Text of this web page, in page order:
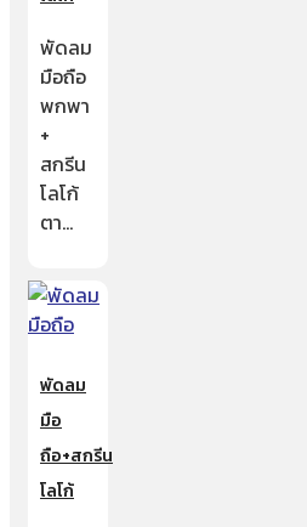
พัดลม
มือถือ
พกพา
+
สกรีน
โลโก้
ตา…
พัดลม
มือ
ถือ+สกรีน
โลโก้